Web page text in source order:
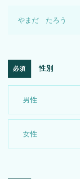
必須 性別
男性
女性